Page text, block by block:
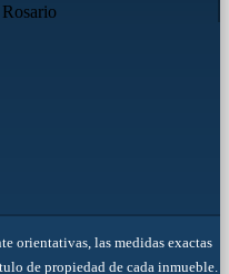
orientativas, las medidas exactas
de propiedad de cada inmueble.